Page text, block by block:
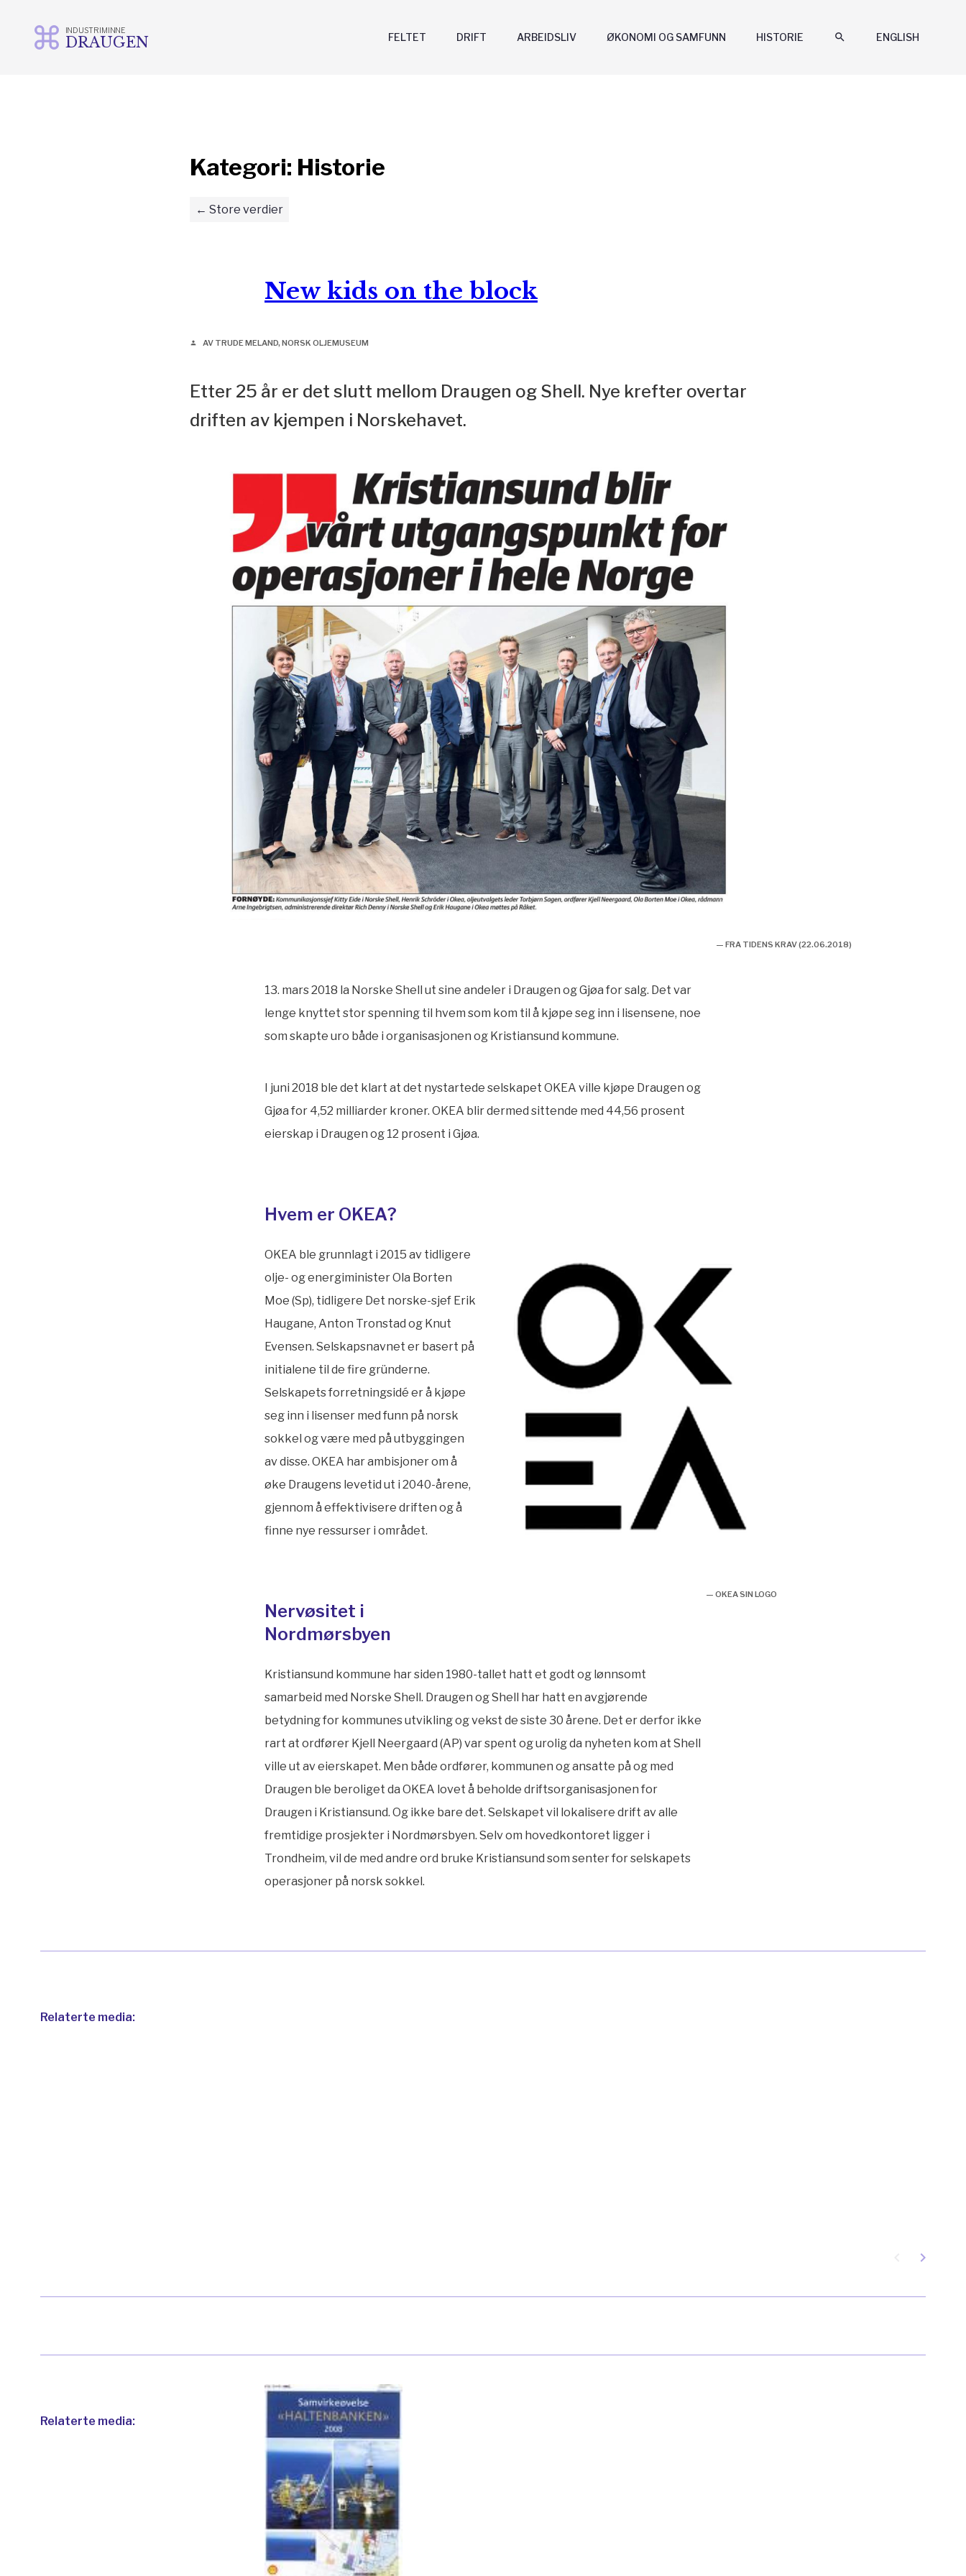
INDUSTRIMINNE
DRAUGEN ENGLISH
search
HISTORIE
ØKONOMI OG SAMFUNN
ARBEIDSLIV
DRIFT
FELTET
Kategori: Historie
Store verdier
New kids on the block
person AV TRUDE MELAND, NORSK OLJEMUSEUM
Etter 25 år er det slutt mellom Draugen og Shell. Nye krefter overtar
driften av kjempen i Norskehavet.
— FRA TIDENS KRAV (22.06.2018)
13. mars 2018 la Norske Shell ut sine andeler i Draugen og Gjøa for salg. Det var
lenge knyttet stor spenning til hvem som kom til å kjøpe seg inn i lisensene, noe
som skapte uro både i organisasjonen og Kristiansund kommune.
I juni 2018 ble det klart at det nystartede selskapet OKEA ville kjøpe Draugen og
Gjøa for 4,52 milliarder kroner. OKEA blir dermed sittende med 44,56 prosent
eierskap i Draugen og 12 prosent i Gjøa.
Hvem er OKEA?
— OKEA SIN LOGO
OKEA ble grunnlagt i 2015 av tidligere
olje- og energiminister Ola Borten
Moe (Sp), tidligere Det norske-sjef Erik
Haugane, Anton Tronstad og Knut
Evensen. Selskapsnavnet er basert på
initialene til de fire gründerne.
Selskapets forretningsidé er å kjøpe
seg inn i lisenser med funn på norsk
sokkel og være med på utbyggingen
av disse. OKEA har ambisjoner om å
øke Draugens levetid ut i 2040-årene,
gjennom å effektivisere driften og å
finne nye ressurser i området.
Nervøsitet i
Nordmørsbyen
Kristiansund kommune har siden 1980-tallet hatt et godt og lønnsomt
samarbeid med Norske Shell. Draugen og Shell har hatt en avgjørende
betydning for kommunes utvikling og vekst de siste 30 årene. Det er derfor ikke
rart at ordfører Kjell Neergaard (AP) var spent og urolig da nyheten kom at Shell
ville ut av eierskapet. Men både ordfører, kommunen og ansatte på og med
Draugen ble beroliget da OKEA lovet å beholde driftsorganisasjonen for
Draugen i Kristiansund. Og ikke bare det. Selskapet vil lokalisere drift av alle
fremtidige prosjekter i Nordmørsbyen. Selv om hovedkontoret ligger i
Trondheim, vil de med andre ord bruke Kristiansund som senter for selskapets
operasjoner på norsk sokkel.
Relaterte media:
navigate_next
Relaterte media: